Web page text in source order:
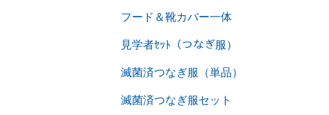
フード＆靴カバー一体
見学者ｾｯﾄ（つなぎ服）
滅菌済つなぎ服（単品）
滅菌済つなぎ服セット